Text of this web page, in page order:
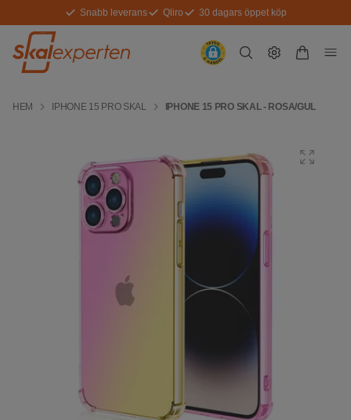
Snabb leverans Qliro 30 dagars öppet köp
HEM IPHONE 15 PRO SKAL IPHONE 15 PRO SKAL - ROSA/GUL